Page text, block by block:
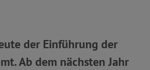
der Einführung der
Ab dem nächsten Jahr